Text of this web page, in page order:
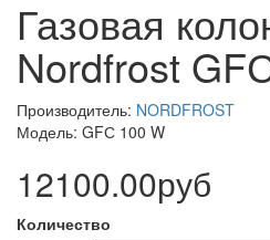
Газовая
Nordfrost
Производитель: NORDFROST
Модель: GFС 100 W
12100.00руб
Количество